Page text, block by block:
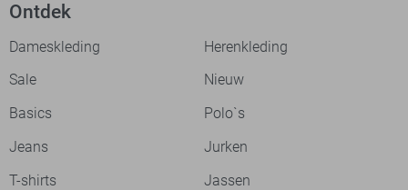
Ontdek
Dameskleding
Herenkleding
Sale
Nieuw
Basics
Polo`s
Jeans
Jurken
T-shirts
Jassen